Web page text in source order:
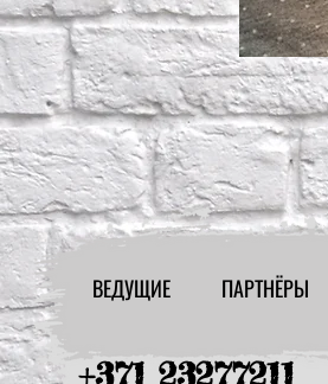
ПАРТНЁРЫ
ВЕДУЩИЕ